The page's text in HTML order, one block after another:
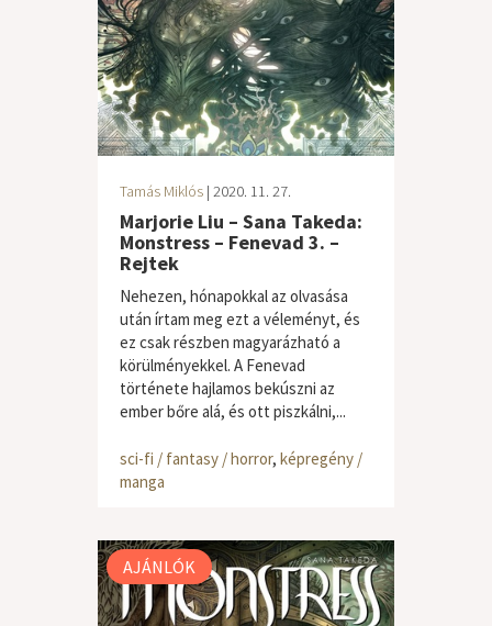
Tamás Miklós | 2020. 11. 27.
Marjorie Liu – Sana Takeda:
Monstress – Fenevad 3. –
Rejtek
Nehezen, hónapokkal az olvasása
után írtam meg ezt a véleményt, és
ez csak részben magyarázható a
körülményekkel. A Fenevad
története hajlamos bekúszni az
ember bőre alá, és ott piszkálni,...
sci-fi / fantasy / horror, képregény /
manga
AJÁNLÓK